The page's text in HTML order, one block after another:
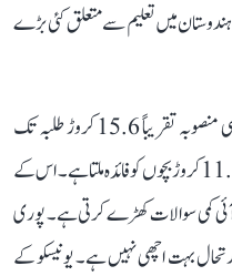
پیچھے ہے۔ ہندوستان میں تعلیم سے متعلق کئی بڑے
یونیسکو کے ہندوستانی پروفائل کے مطابق تعلیمی منصوبہ تقریباً 15.6 کروڑ طلبہ تک
پہنچتا ہے، جبکہ ’پی ایم پوشن‘ کے تحت تقریباً 11.8 کروڑ بچوں کو فائدہ ملتا ہے۔ اس کے
آئی کمی سوالات کھڑے کرتی ہے۔ پوری
بہت اچھی نہیں ہے۔ یونیسکو کے